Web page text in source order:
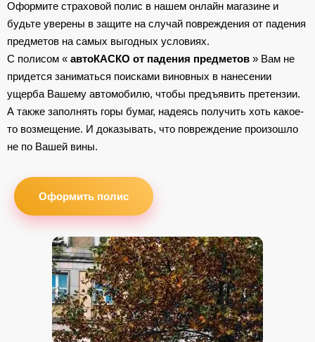
Оформите страховой полис в нашем онлайн магазине и
будьте уверены в защите на случай повреждения от падения
предметов на самых выгодных условиях.
С полисом « автоКАСКО от падения предметов » Вам не
придется заниматься поисками виновных в нанесении
ущерба Вашему автомобилю, чтобы предъявить претензии.
А также заполнять горы бумаг, надеясь получить хоть какое-
то возмещение. И доказывать, что повреждение произошло
не по Вашей вины.
Оформить полис